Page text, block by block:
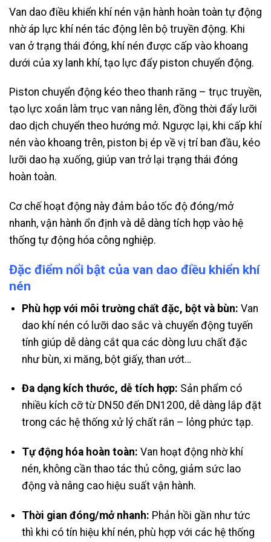
Van dao điều khiển khí nén vận hành hoàn toàn tự động
nhờ áp lực khí nén tác động lên bộ truyền động. Khi
van ở trạng thái đóng, khí nén được cấp vào khoang
dưới của xy lanh khí, tạo lực đẩy piston chuyển động.
Piston chuyển động kéo theo thanh răng – trục truyền,
tạo lực xoắn làm trục van nâng lên, đồng thời đẩy lưỡi
dao dịch chuyển theo hướng mở. Ngược lại, khi cấp khí
nén vào khoang trên, piston bị ép về vị trí ban đầu, kéo
lưỡi dao hạ xuống, giúp van trở lại trạng thái đóng
hoàn toàn.
Cơ chế hoạt động này đảm bảo tốc độ đóng/mở
nhanh, vận hành ổn định và dễ dàng tích hợp vào hệ
thống tự động hóa công nghiệp.
Đặc điểm nổi bật của van dao điều khiển khí
nén
Phù hợp với môi trường chất đặc, bột và bùn: Van
dao khí nén có lưỡi dao sắc và chuyển động tuyến
tính giúp dễ dàng cắt qua các dòng lưu chất đặc
như bùn, xi măng, bột giấy, than ướt…
Đa dạng kích thước, dễ tích hợp: Sản phẩm có
nhiều kích cỡ từ DN50 đến DN1200, dễ dàng lắp đặt
trong các hệ thống xử lý chất rắn – lỏng phức tạp.
Tự động hóa hoàn toàn: Van hoạt động nhờ khí
nén, không cần thao tác thủ công, giảm sức lao
động và nâng cao hiệu suất vận hành.
Thời gian đóng/mở nhanh: Phản hồi gần như tức
thì khi có tín hiệu khí nén, phù hợp với các hệ thống